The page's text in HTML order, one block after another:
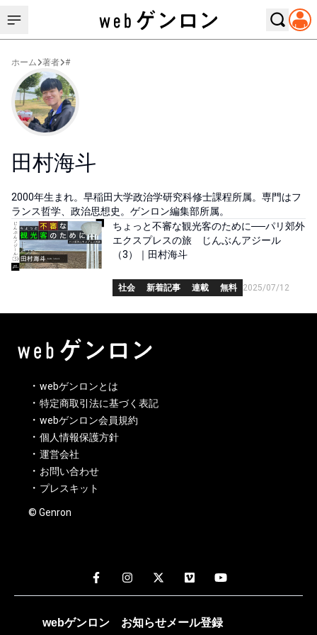
ホーム 著者 #
田村海斗
2000年生まれ。早稲田大学政治学研究科修士課程所属。専門はフ
ランス哲学、政治思想史。ゲンロン編集部所属。
ちょっと不審な観光客のために──パリ郊外
エクスプレスの旅 じんぶんアジール
（3）｜田村海斗
社会 新着記事 連載 無料 2025/07/12
webゲンロンとは
特定商取引法に基づく表記
webゲンロン会員規約
個人情報保護方針
運営会社
お問い合わせ
プレスキット
© Genron
webゲンロン お知らせメール登録